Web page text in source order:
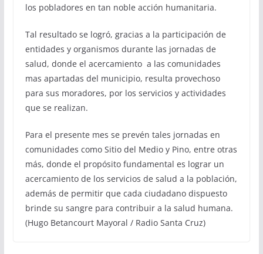
los pobladores en tan noble acción humanitaria.
Tal resultado se logró, gracias a la participación de
entidades y organismos durante las jornadas de
salud, donde el acercamiento a las comunidades
mas apartadas del municipio, resulta provechoso
para sus moradores, por los servicios y actividades
que se realizan.
Para el presente mes se prevén tales jornadas en
comunidades como Sitio del Medio y Pino, entre otras
más, donde el propósito fundamental es lograr un
acercamiento de los servicios de salud a la población,
además de permitir que cada ciudadano dispuesto
brinde su sangre para contribuir a la salud humana.
(Hugo Betancourt Mayoral / Radio Santa Cruz)